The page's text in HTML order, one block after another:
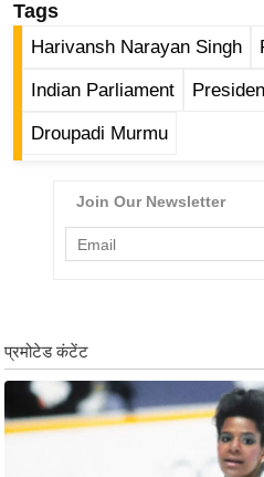
त
बॉ
वु
ड
स
मी
क्षा
B
Tags
Harivansh Narayan Singh
Indian Parliament
Droupadi Murmu